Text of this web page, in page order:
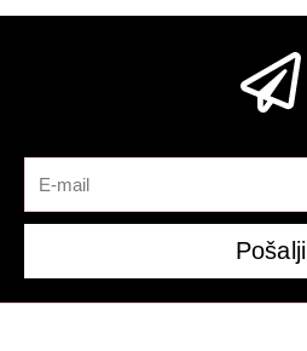
Pošalji